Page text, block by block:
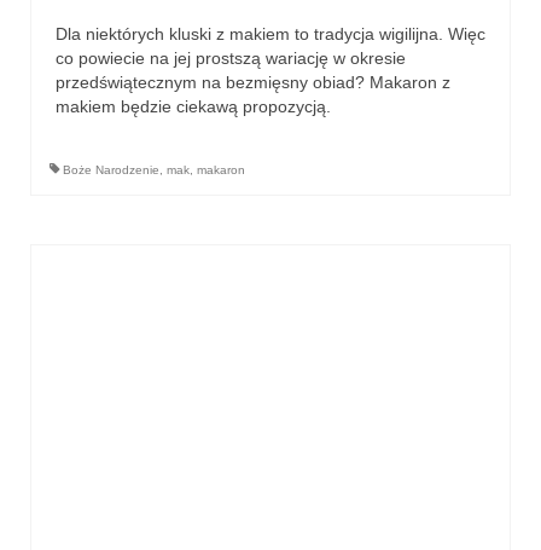
Dla niektórych kluski z makiem to tradycja wigilijna. Więc
co powiecie na jej prostszą wariację w okresie
przedświątecznym na bezmięsny obiad? Makaron z
makiem będzie ciekawą propozycją.
Boże Narodzenie mak makaron